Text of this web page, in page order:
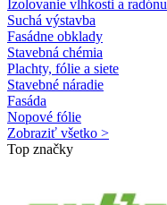
Izolovanie vlhkosti a radónu
Suchá výstavba
Fasádne obklady
Stavebná chémia
Plachty, fólie a siete
Stavebné náradie
Fasáda
Nopové fólie
Zobraziť všetko >
Top značky